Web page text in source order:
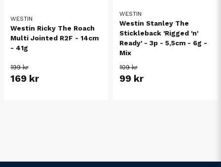
WESTIN
Westin Ricky The Roach
Multi Jointed R2F - 14cm
- 41g
199 kr
169 kr
WESTIN
Westin Stanley The
Stickleback 'Rigged 'n'
Ready' - 3p - 5,5cm - 6g -
Mix
109 kr
99 kr